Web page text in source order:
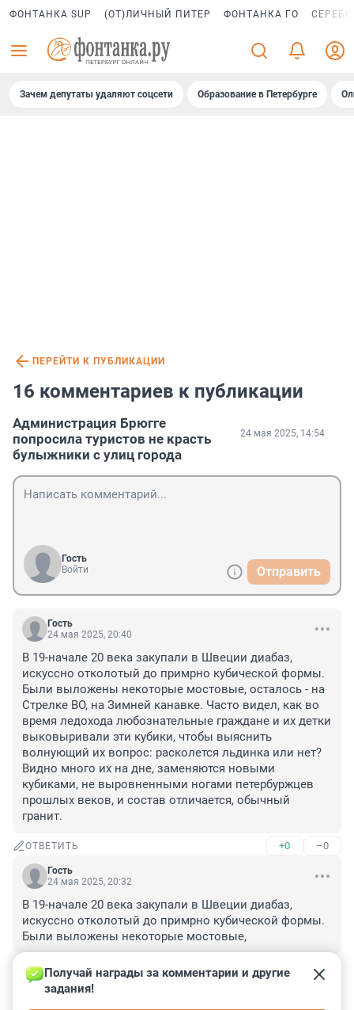
ФОНТАНКА SUP (ОТ)ЛИЧНЫЙ ПИТЕР ФОНТАНКА ГО
Зачем депутаты удаляют соцсети Образование в Петербурге
ПЕРЕЙТИ К ПУБЛИКАЦИИ
16 комментариев к публикации
Администрация Брюгге
попросила туристов не красть
булыжники с улиц города
24 мая 2025, 14:54
Гость
Войти
Отправить
Гость
24 мая 2025, 20:40
В 19-начале 20 века закупали в Швеции диабаз,
искуссно отколотый до примрно кубической формы.
Были выложены некоторые мостовые, осталось - на
Стрелке ВО, на Зимней канавке. Часто видел, как во
время ледохода любознательные граждане и их детки
выковыривали эти кубики, чтобы выяснить
волнующий их вопрос: расколется льдинка или нет?
Видно много их на дне, заменяются новыми
кубиками, не выровненными ногами петербуржцев
прошлых веков, и состав отличается, обычный
гранит.
ОТВЕТИТЬ +0 –0
Гость
24 мая 2025, 20:32
В 19-начале 20 века закупали в Швеции диабаз,
искуссно отколотый до примрно кубической формы.
Были выложены некоторые мостовые,
ОТВЕТИТЬ –0
Гость
Получай награды за комментарии и другие
задания!